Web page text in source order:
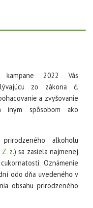
2022 Vás
zo zákona č.
a zvyšovanie
iným spôsobom ako
alkoholu
z.) sa zasiela najmenej
Oznámenie
odo dňa uvedeného v
obsahu prirodzeného